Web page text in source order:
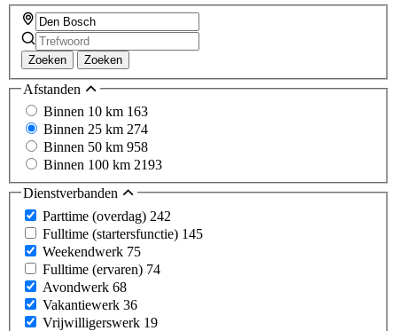
Zoeken Zoeken
Afstanden
Binnen 10 km 163
Binnen 25 km 274
Binnen 50 km 958
Binnen 100 km 2193
Dienstverbanden
Parttime (overdag) 242
Fulltime (startersfunctie) 145
Weekendwerk 75
Fulltime (ervaren) 74
Avondwerk 68
Vakantiewerk 36
Vrijwilligerswerk 19